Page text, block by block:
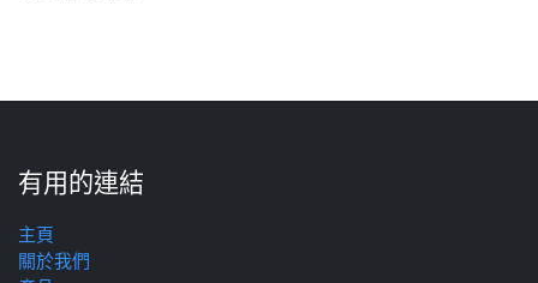
有用的連結
主頁
關於我們